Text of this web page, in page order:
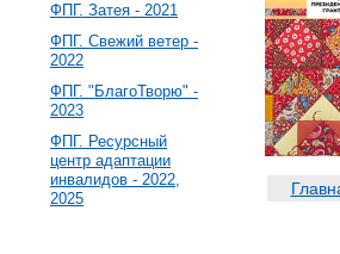
ФПГ. Затея - 2021
ФПГ. Свежий ветер -
2022
ФПГ. "БлагоТворю" -
2023
ФПГ. Ресурсный
центр адаптации
инвалидов - 2022,
2025